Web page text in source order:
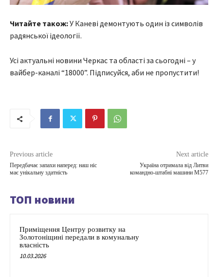
Читайте також:У Каневі демонтують один із символів
радянської ідеології.
Усі актуальні новини Черкас та області за сьогодні – у
вайбер-каналі “18000”. Підписуйся, аби не пропустити!
Previous article
Передбачає запахи наперед: наш ніс
має унікальну здатність
Next article
Україна отримала від Литви
командно-штабні машини M577
ТОП новини
Приміщення Центру розвитку на
Золотоніщині передали в комунальну
власність
10.03.2026